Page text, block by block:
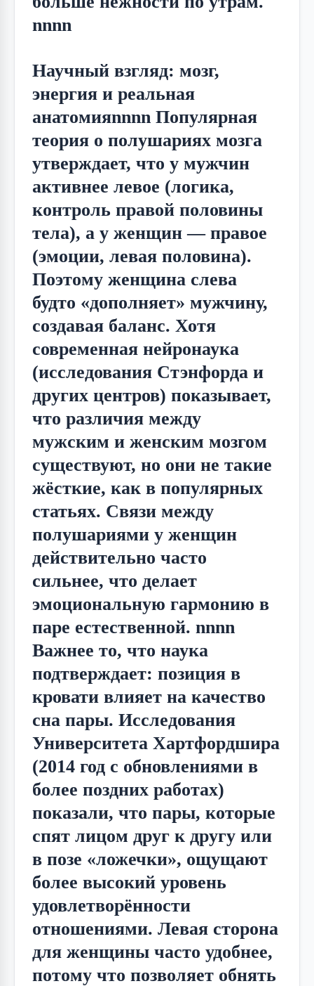
nnnn
Научный взгляд: мозг,
энергия и реальная
анатомияnnnn Популярная
теория о полушариях мозга
утверждает, что у мужчин
активнее левое (логика,
контроль правой половины
тела), а у женщин — правое
(эмоции, левая половина).
Поэтому женщина слева
будто «дополняет» мужчину,
создавая баланс. Хотя
современная нейронаука
(исследования Стэнфорда и
других центров) показывает,
что различия между
мужским и женским мозгом
существуют, но они не такие
жёсткие, как в популярных
статьях. Связи между
полушариями у женщин
действительно часто
сильнее, что делает
эмоциональную гармонию в
паре естественной. nnnn
Важнее то, что наука
подтверждает: позиция в
кровати влияет на качество
сна пары. Исследования
Университета Хартфордшира
(2014 год с обновлениями в
более поздних работах)
показали, что пары, которые
спят лицом друг к другу или
в позе «ложечки», ощущают
более высокий уровень
удовлетворённости
отношениями. Левая сторона
для женщины часто удобнее,
потому что позволяет обнять